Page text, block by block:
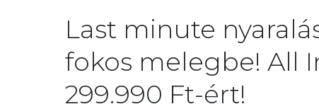
Last minute
fokos melegbe! All
299.990 Ft-ért!